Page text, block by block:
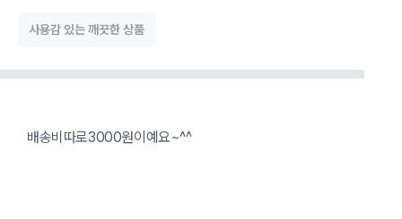
사용감 있는 깨끗한 상품
배송비따로3000원이예요~^^